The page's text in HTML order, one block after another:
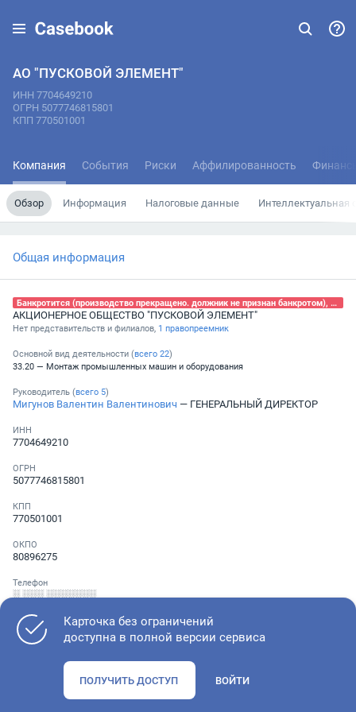
АО "ПУСКОВОЙ ЭЛЕМЕНТ"
ИНН 7704649210
ОГРН 5077746815801
КПП 770501001
Компания События Риски Аффилированность
Обзор Информация Налоговые данные Интеллектуальная
Общая информация
Банкротится (производство прекращено. должник не признан банкротом), 24.10.2025
АКЦИОНЕРНОЕ ОБЩЕСТВО "ПУСКОВОЙ ЭЛЕМЕНТ"
Нет представительств и филиалов, 1 правопреемник
Основной вид деятельности (всего 22)
33.20 — Монтаж промышленных машин и оборудования
Руководитель (всего 5)
Мигунов Валентин Валентинович — ГЕНЕРАЛЬНЫЙ ДИРЕКТОР
ИНН
7704649210
ОГРН
5077746815801
КПП
770501001
ОКПО
80896275
Телефон
░ ░░░ ░░░░░░░
Проверьте учредительные документы, адрес регистрации и
Карточка без ограничений
доступна в полной версии сервиса
ПОЛУЧИТЬ ДОСТУП ВОЙТИ